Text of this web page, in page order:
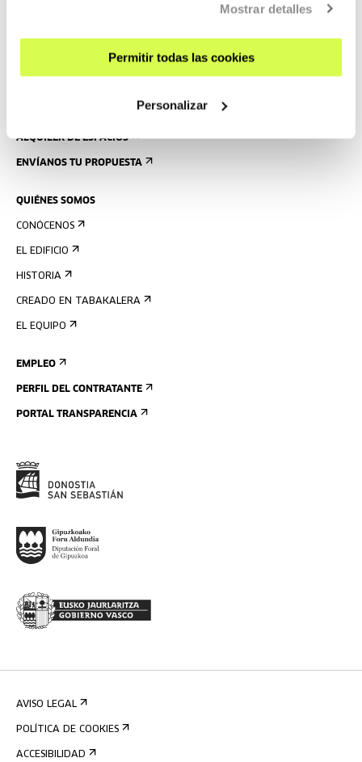
Mostrar detalles
Permitir todas las cookies
Personalizar
PLANO DEL EDIFICIO
ALQUILER DE ESPACIOS
ENVÍANOS TU PROPUESTA
QUIÉNES SOMOS
CONÓCENOS
EL EDIFICIO
HISTORIA
CREADO EN TABAKALERA
EL EQUIPO
EMPLEO
PERFIL DEL CONTRATANTE
PORTAL TRANSPARENCIA
AVISO LEGAL
POLÍTICA DE COOKIES
ACCESIBILIDAD